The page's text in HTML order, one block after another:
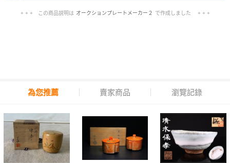
+ + + この商品説明は オークションプレートメーカー２
で作成しました + + +
為您推薦 賣家商品 瀏覽記錄